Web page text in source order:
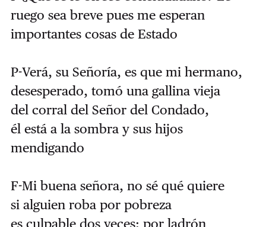
ruego sea breve pues me esperan
importantes cosas de Estado
P-Verá, su Señoría, es que mi hermano,
desesperado, tomó una gallina vieja
del corral del Señor del Condado,
él está a la sombra y sus hijos
mendigando
F-Mi buena señora, no sé qué quiere
si alguien roba por pobreza
es culpable dos veces: por ladrón